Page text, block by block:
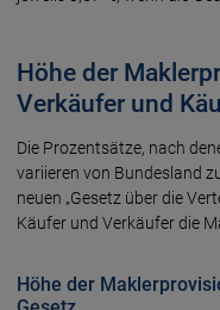
Höhe der
Verkäufer und
Die Prozentsätze, nach
variieren von Bundesland
neuen „Gesetz über die
Käufer und Verkäufer die
Höhe der